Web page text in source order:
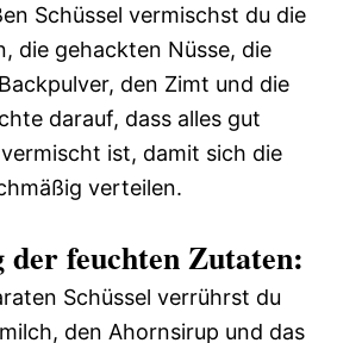
Schüssel vermischst du die
die gehackten Nüsse, die
den Zimt und die
darauf, dass alles gut
ist, damit sich die
verteilen.
feuchten Zutaten:
Schüssel verrührst du
den Ahornsirup und das